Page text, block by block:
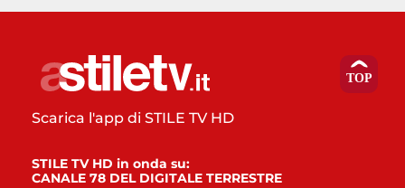
Scarica l'app di STILE TV HD
STILE TV HD in onda su:
CANALE 78 DEL DIGITALE TERRESTRE